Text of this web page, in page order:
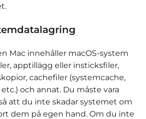
Mac innehåller macOS-system
apptillägg eller insticksfiler,
cachefiler (systemcache,
och annat. Du måste vara
att du inte skadar systemet om
dem på egen hand. Om du inte